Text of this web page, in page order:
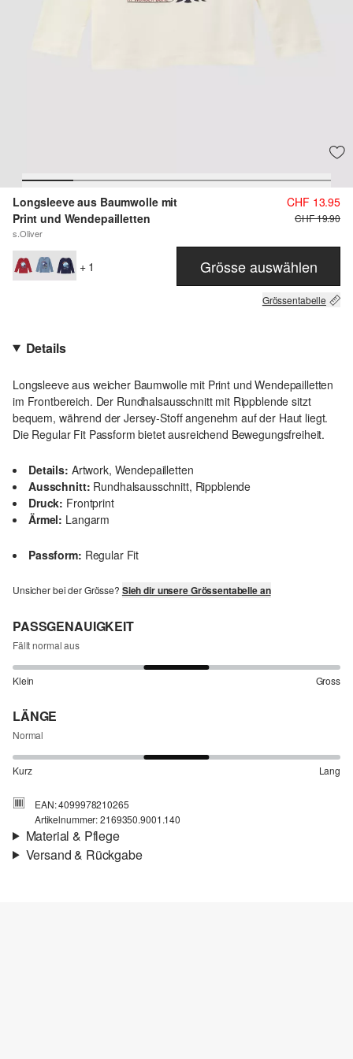
Longsleeve aus Baumwolle mit
Print und Wendepailletten
s.Oliver
CHF 13.95
CHF 19.90
+ 1 Grösse auswählen
Grössentabelle
Details
Longsleeve aus weicher Baumwolle mit Print und Wendepailletten
im Frontbereich. Der Rundhalsausschnitt mit Rippblende sitzt
bequem, während der Jersey-Stoff angenehm auf der Haut liegt.
Die Regular Fit Passform bietet ausreichend Bewegungsfreiheit.
Details: Artwork, Wendepailletten
Ausschnitt: Rundhalsausschnitt, Rippblende
Druck: Frontprint
Ärmel: Langarm
Passform: Regular Fit
Unsicher bei der Grösse? Sieh dir unsere Grössentabelle an
PASSGENAUIGKEIT
Fällt normal aus
Klein Gross
LÄNGE
Normal
Kurz Lang
EAN: 4099978210265
Artikelnummer: 2169350.9001.140
Material & Pflege
Versand & Rückgabe